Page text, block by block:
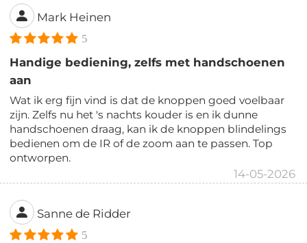
Mark Heinen
5
Handige bediening, zelfs met handschoenen
aan
Wat ik erg fijn vind is dat de knoppen goed voelbaar
zijn. Zelfs nu het 's nachts kouder is en ik dunne
handschoenen draag, kan ik de knoppen blindelings
bedienen om de IR of de zoom aan te passen. Top
ontworpen.
14-05-2026
Sanne de Ridder
5